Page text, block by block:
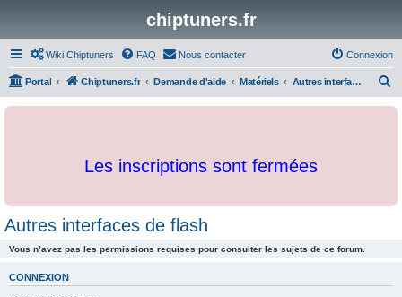
chiptuners.fr
Wiki Chiptuners FAQ Nous contacter Connexion
Portal Chiptuners.fr Demande d'aide Matériels Autres interfaces de flash
c
Les inscriptions sont fermées
Autres interfaces de flash
Vous n’avez pas les permissions requises pour consulter les sujets de ce forum.
CONNEXION